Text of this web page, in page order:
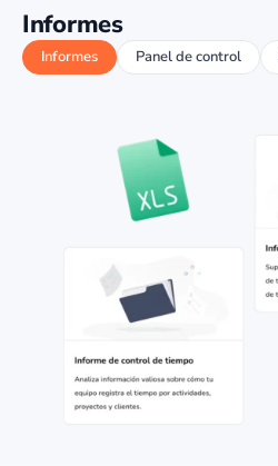
Informes
Informes Panel de control